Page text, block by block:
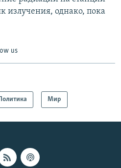
излучения, однако, пока
us
Политика Мир